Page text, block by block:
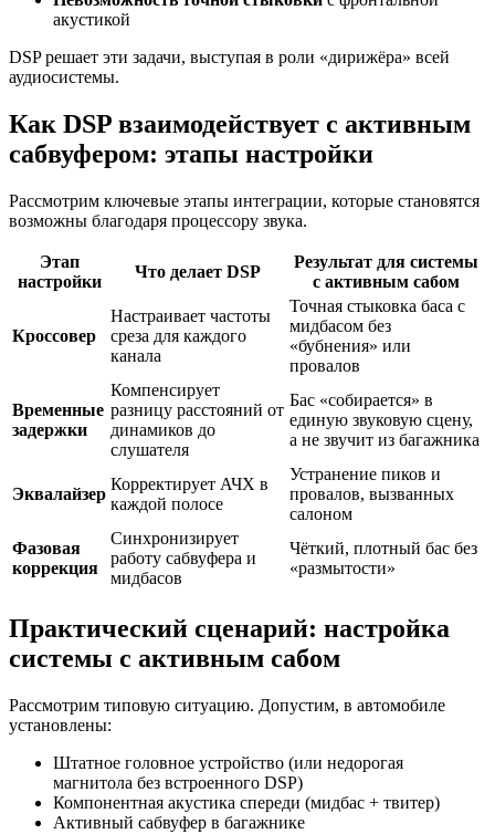
акустикой
DSP решает эти задачи, выступая в роли «дирижёра» всей
аудиосистемы.
Как DSP взаимодействует с активным
сабвуфером: этапы настройки
Рассмотрим ключевые этапы интеграции, которые становятся
возможны благодаря процессору звука.
Этап
настройки
Что делает DSP
Результат для системы
с активным сабом
Кроссовер
Настраивает частоты
среза для каждого
канала
Точная стыковка баса с
мидбасом без
«бубнения» или
провалов
Временные
задержки
Компенсирует
разницу расстояний от
динамиков до
слушателя
Бас «собирается» в
единую звуковую сцену,
а не звучит из багажника
Эквалайзер
Корректирует АЧХ в
каждой полосе
Устранение пиков и
провалов, вызванных
салоном
Фазовая
коррекция
Синхронизирует
работу сабвуфера и
мидбасов
Чёткий, плотный бас без
«размытости»
Практический сценарий: настройка
системы с активным сабом
Рассмотрим типовую ситуацию. Допустим, в автомобиле
установлены:
Штатное головное устройство (или недорогая
магнитола без встроенного DSP)
Компонентная акустика спереди (мидбас + твитер)
Активный сабвуфер в багажнике